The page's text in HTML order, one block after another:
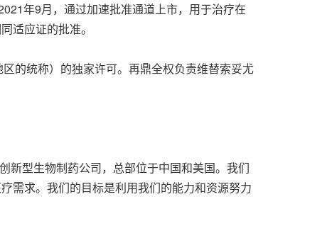
年9月，通过加速批准通道上市，用于治疗在
适应证的批准。
的统称）的独家许可。再鼎全权负责维替索妥尤
新型生物制药公司，总部位于中国和美国。我们
需求。我们的目标是利用我们的能力和资源努力